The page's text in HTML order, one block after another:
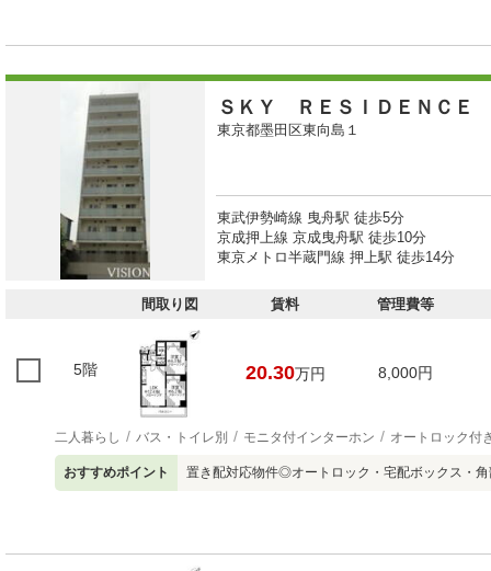
ＳＫＹ ＲＥＳＩＤＥＮＣＥ
東京都墨田区東向島１
東武伊勢崎線 曳舟駅 徒歩5分
京成押上線 京成曳舟駅 徒歩10分
東京メトロ半蔵門線 押上駅 徒歩14分
間取り図 賃料 管理費等
5階 20.30万円 8,000円
二人暮らし バス・トイレ別 モニタ付インターホン オートロック付
おすすめポイント 置き配対応物件◎オートロック・宅配ボックス・角